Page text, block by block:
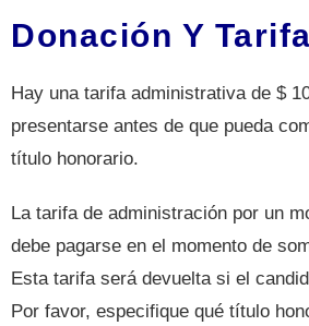
Donación Y
Hay una tarifa administrativa de $
presentarse antes de que pueda
título honorario.
La tarifa de administración por un
debe pagarse en el momento de
Esta tarifa será devuelta si el
Por favor, especifique qué título